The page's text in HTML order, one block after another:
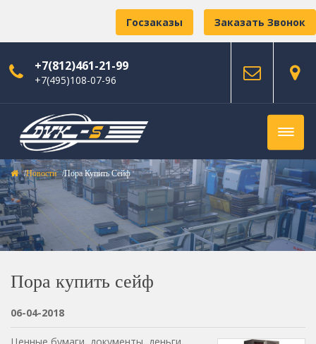
Заказать Звонок
Госзаказы
+7(812)461-21-99
+7(495)108-07-96
Новости Пора Купить Сейф
Пора купить сейф
06-04-2018